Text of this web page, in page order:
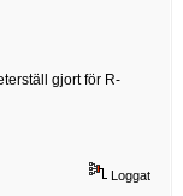
gjort för R-
Loggat